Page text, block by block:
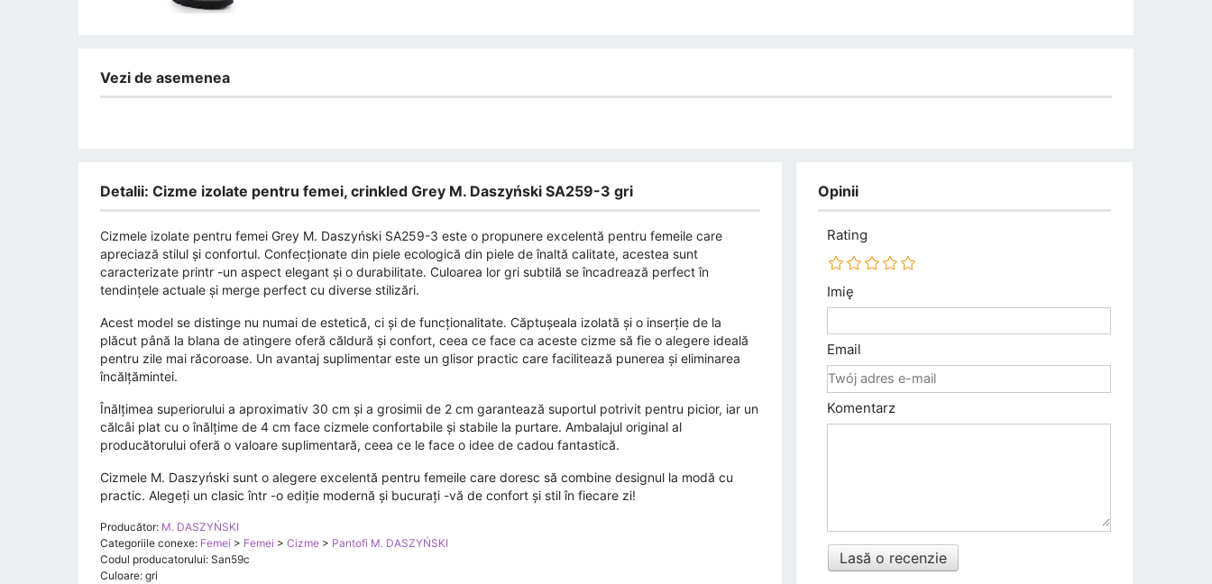
Vezi de asemenea
Detalii: Cizme izolate pentru femei, crinkled Grey M. Daszyński SA259-3 gri
Cizmele izolate pentru femei Grey M. Daszyński SA259-3 este o propunere excelentă pentru femeile care
apreciază stilul și confortul. Confecționate din piele ecologică din piele de înaltă calitate, acestea sunt
caracterizate printr -un aspect elegant și o durabilitate. Culoarea lor gri subtilă se încadrează perfect în
tendințele actuale și merge perfect cu diverse stilizări.
Acest model se distinge nu numai de estetică, ci și de funcționalitate. Căptușeala izolată și o inserție de la
plăcut până la blana de atingere oferă căldură și confort, ceea ce face ca aceste cizme să fie o alegere ideală
pentru zile mai răcoroase. Un avantaj suplimentar este un glisor practic care facilitează punerea și eliminarea
încălțămintei.
Înălțimea superiorului a aproximativ 30 cm și a grosimii de 2 cm garantează suportul potrivit pentru picior, iar un
călcâi plat cu o înălțime de 4 cm face cizmele confortabile și stabile la purtare. Ambalajul original al
producătorului oferă o valoare suplimentară, ceea ce le face o idee de cadou fantastică.
Cizmele M. Daszyński sunt o alegere excelentă pentru femeile care doresc să combine designul la modă cu
practic. Alegeți un clasic într -o ediție modernă și bucurați -vă de confort și stil în fiecare zi!
Producător: M. DASZYŃSKI
Categoriile conexe: Femei > Femei > Cizme > Pantofi M. DASZYŃSKI
Codul producatorului: San59c
Culoare: gri
Opinii
Rating
Imię
Email
Komentarz
Lasă o recenzie